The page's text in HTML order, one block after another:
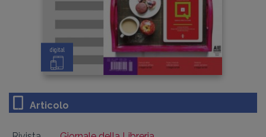
digital
Articolo